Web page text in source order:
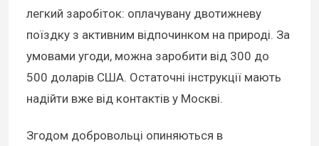
легкий заробіток: оплачувану двотижневу
поїздку з активним відпочинком на природі. За
умовами угоди, можна заробити від 300 до
500 доларів США. Остаточні інструкції мають
надійти вже від контактів у Москві.
Згодом добровольці опиняються в